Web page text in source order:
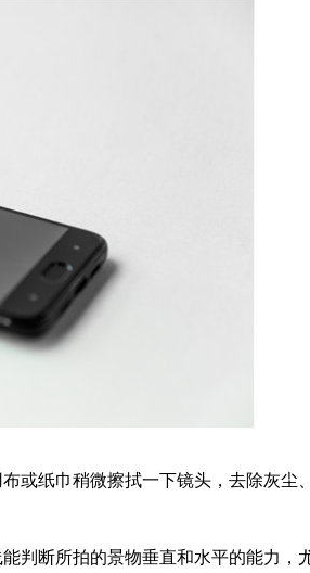
纸巾稍微擦拭一下镜头，去除灰尘
断所拍的景物垂直和水平的能力，